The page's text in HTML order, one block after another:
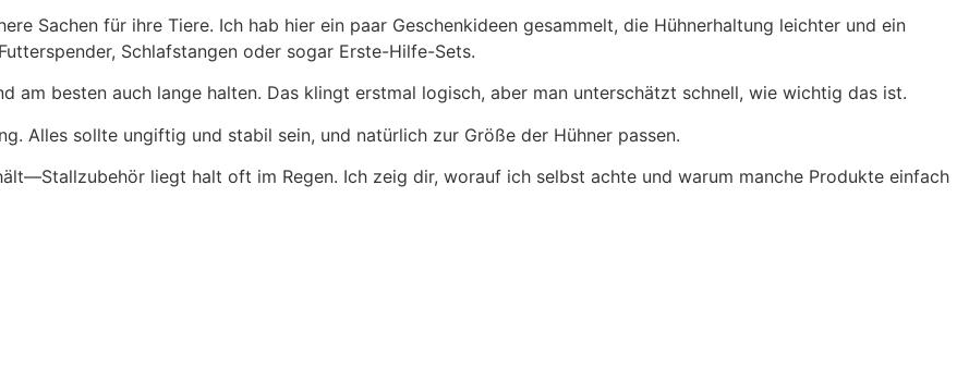
Sachen für ihre Tiere. Ich hab hier ein paar Geschenkideen gesammelt, die Hühnerhaltung leichter und ein
Schlafstangen oder sogar Erste-Hilfe-Sets.
am besten auch lange halten. Das klingt erstmal logisch, aber man unterschätzt schnell, wie wichtig das ist.
Alles sollte ungiftig und stabil sein, und natürlich zur Größe der Hühner passen.
liegt halt oft im Regen. Ich zeig dir, worauf ich selbst achte und warum manche Produkte einfach